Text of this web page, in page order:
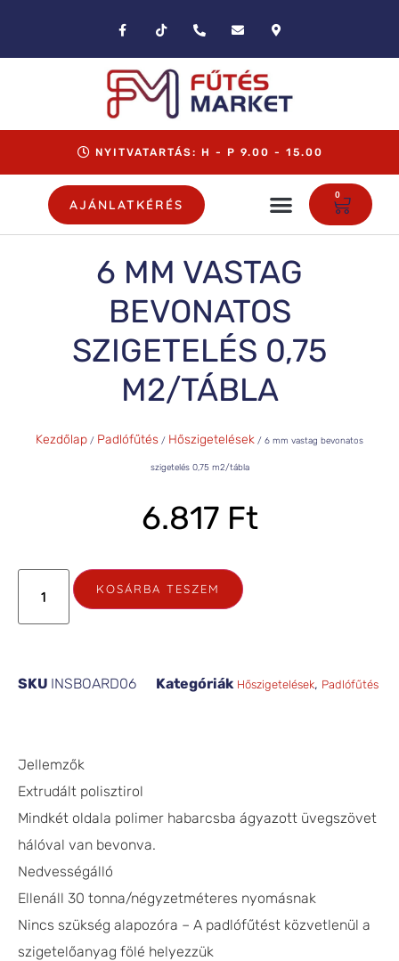
NYITVATARTÁS: H - P 9.00 - 15.00
AJÁNLATKÉRÉS
0
6 MM VASTAG
BEVONATOS
SZIGETELÉS 0,75
M2/TÁBLA
Kezdőlap / Padlófűtés / Hőszigetelések / 6 mm vastag bevonatos
szigetelés 0,75 m2/tábla
6.817 Ft
KOSÁRBA TESZEM
SKU INSBOARD06 Kategóriák Hőszigetelések, Padlófűtés
Jellemzők
Extrudált polisztirol
Mindkét oldala polimer habarcsba ágyazott üvegszövet
hálóval van bevonva.
Nedvességálló
Ellenáll 30 tonna/négyzetméteres nyomásnak
Nincs szükség alapozóra – A padlófűtést közvetlenül a
szigetelőanyag fölé helyezzük